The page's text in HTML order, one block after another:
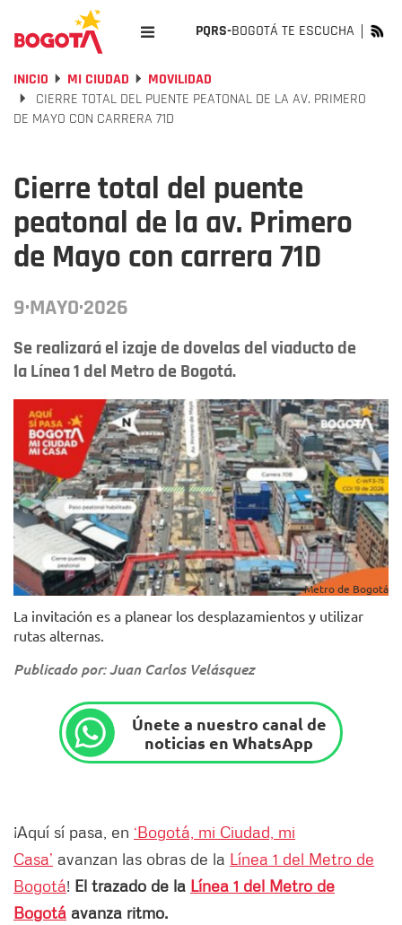
PQRS-BOGOTÁ TE ESCUCHA
INICIO MI CIUDAD
MOVILIDAD
CIERRE TOTAL DEL PUENTE PEATONAL DE LA AV. PRIMERO
DE MAYO CON CARRERA 71D
Cierre total del puente
peatonal de la av. Primero
de Mayo con carrera 71D
9·MAYO·2026
Se realizará el izaje de dovelas del viaducto de
la Línea 1 del Metro de Bogotá.
Metro de Bogotá
La invitación es a planear los desplazamientos y utilizar
rutas alternas.
Publicado por: Juan Carlos Velásquez
Únete a nuestro canal de
noticias en WhatsApp
¡Aquí sí pasa, en ‘Bogotá, mi Ciudad, mi
Casa’ avanzan las obras de la Línea 1 del Metro de
Bogotá! El trazado de la Línea 1 del Metro de
Bogotá avanza ritmo.